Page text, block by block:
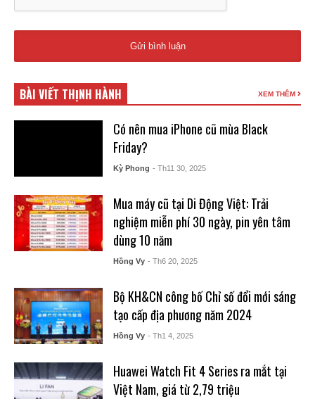
BÀI VIẾT THỊNH HÀNH XEM THÊM
Có nên mua iPhone cũ mùa Black
Friday?
Kỳ Phong - Th11 30, 2025
Mua máy cũ tại Di Động Việt: Trải
nghiệm miễn phí 30 ngày, pin yên tâm
dùng 10 năm
Hồng Vy - Th6 20, 2025
Bộ KH&CN công bố Chỉ số đổi mới sáng
tạo cấp địa phương năm 2024
Hồng Vy - Th1 4, 2025
Huawei Watch Fit 4 Series ra mắt tại
Việt Nam, giá từ 2,79 triệu